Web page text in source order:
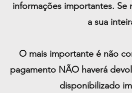
informações importantes. Se
a sua
O mais importante é não
pagamento NÃO haverá
disponibilizado